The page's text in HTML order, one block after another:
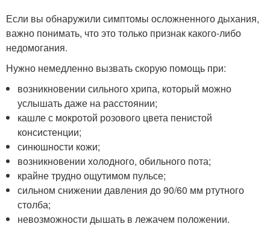
Если вы обнаружили симптомы осложненного дыхания,
важно понимать, что это только признак какого-либо
недомогания.
Нужно немедленно вызвать скорую помощь при:
возникновении сильного хрипа, который можно
услышать даже на расстоянии;
кашле с мокротой розового цвета пенистой
консистенции;
синюшности кожи;
возникновении холодного, обильного пота;
крайне трудно ощутимом пульсе;
сильном снижении давления до 90/60 мм ртутного
столба;
невозможности дышать в лежачем положении.